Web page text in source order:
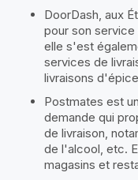
DoorDash, aux
pour son service
elle s'est
services de
livraisons
Postmates est
demande qui
de livraison,
de l'alcool, etc.
magasins et